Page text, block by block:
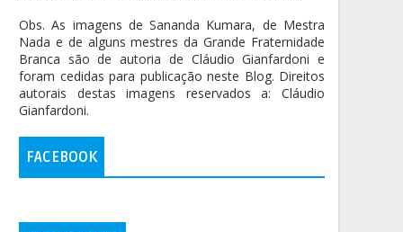
Obs. As imagens de Sananda Kumara, de Mestra
Nada e de alguns mestres da Grande Fraternidade
Branca são de autoria de Cláudio Gianfardoni e
foram cedidas para publicação neste Blog. Direitos
autorais destas imagens reservados a: Cláudio
Gianfardoni.
FACEBOOK